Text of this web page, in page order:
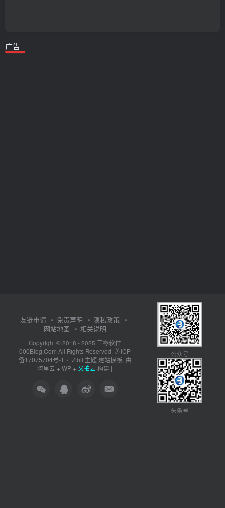
广告
友链申请 免责声明
隐私政策
网站地图
相关说明
Copyright © 2018 - 2025 三零软件
000Blog.Com All Rights Reserved. 苏ICP
备17075704号-1 ・ Zibll 主题建站模板. 由
阿里云 + WP + 又拍云构建 |
公众号
头条号